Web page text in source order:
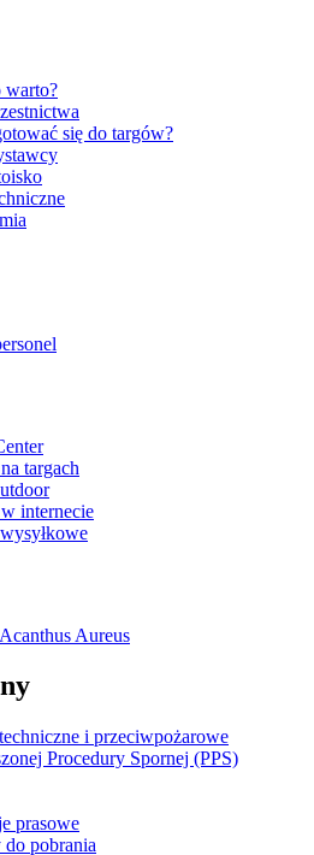
warto?
się do targów?
targach
internecie
Aureus
i przeciwpożarowe
Procedury Spornej (PPS)
prasowe
do pobrania